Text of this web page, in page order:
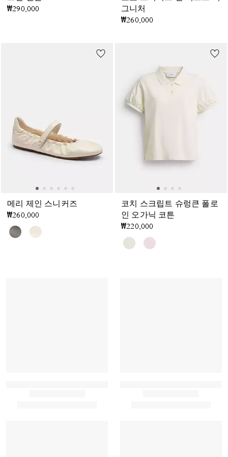
₩290,000
그니처
₩260,000
메리 제인 스니커즈
₩260,000
코치 스크립트 슈렁큰 폴로
인 오가닉 코튼
₩220,000